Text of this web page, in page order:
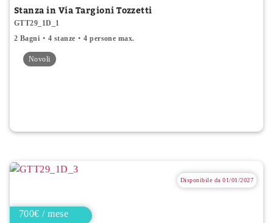
Stanza in Via Targioni Tozzetti
GTT29_1D_1
2 Bagni
4 stanze 4 persone max.
Novoli
Disponibile da 01/01/2027
700€ / mese